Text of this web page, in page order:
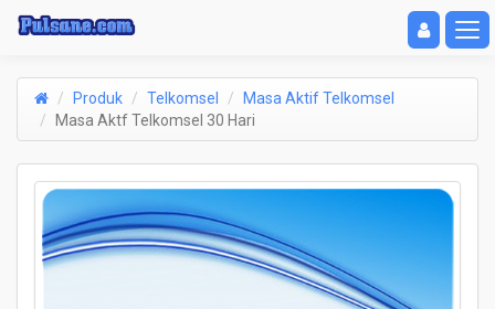
Toggle
Produk Telkomsel
Masa Aktif Telkomsel
Masa Aktf Telkomsel 30 Hari